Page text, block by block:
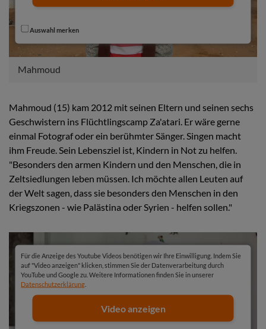
Auswahl merken
Mahmoud
Mahmoud (15) kam 2012 mit seinen Eltern und seinen sechs
Geschwistern ins Flüchtlingscamp Za'atari. Er wäre gerne
einmal Fotograf oder ein berühmter Sänger. Singen macht
ihm Freude. Sein Lebensziel ist, Kindern in Not zu helfen.
"Besonders den armen Kindern und den Menschen, die in
Zeltsiedlungen leben müssen. Ich möchte allen Leuten auf
der Welt sagen, dass sie besonders den Menschen in den
Kriegszonen - wie Palästina oder Syrien - helfen sollen."
Für die Anzeige des Youtube Videos benötigen wir Ihre Einwilligung. Indem Sie
auf "Video anzeigen" klicken, stimmen Sie der Datenverarbeitung durch
YouTube und Google zu. Weitere Informationen finden Sie in unserer
Datenschutzerklärung
Video anzeigen